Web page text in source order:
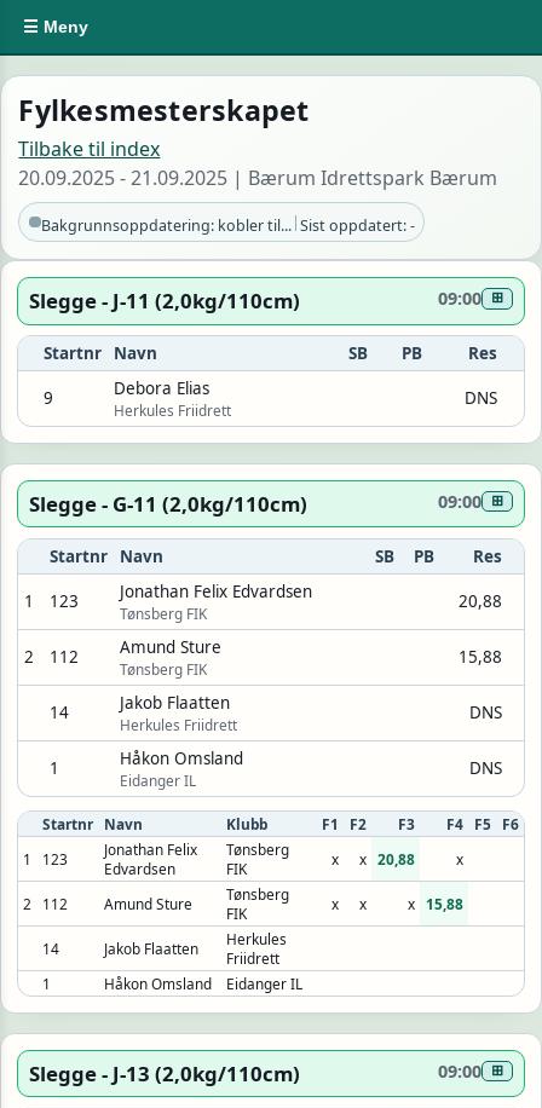
☰ Meny
Fylkesmesterskapet
Tilbake til index
20.09.2025 - 21.09.2025 | Bærum Idrettspark Bærum
Bakgrunnsoppdatering: kobler til...|Sist oppdatert: -
Slegge - J-11 (2,0kg/110cm) 09:00 ⊞
Startnr Navn SB PB Res
9 Debora Elias
Herkules Friidrett
DNS
Slegge - G-11 (2,0kg/110cm) 09:00 ⊞
Startnr Navn SB PB Res
1 123 Jonathan Felix Edvardsen
Tønsberg FIK
20,88
2 112 Amund Sture
Tønsberg FIK
15,88
14 Jakob Flaatten
Herkules Friidrett
DNS
1 Håkon Omsland
Eidanger IL
DNS
Startnr Navn Klubb F1 F2 F3 F4 F5
F6
1
123
Jonathan Felix
Edvardsen
Tønsberg
FIK
x x 20,88 x
2 112 Amund Sture
Tønsberg
FIK
x x x 15,88
14 Jakob Flaatten
Herkules
Friidrett
1
Håkon Omsland Eidanger IL
Slegge - J-13 (2,0kg/110cm) 09:00 ⊞